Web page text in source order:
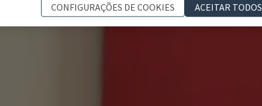
CONFIGURAÇÕES DE COOKIES
ACEITAR TODOS